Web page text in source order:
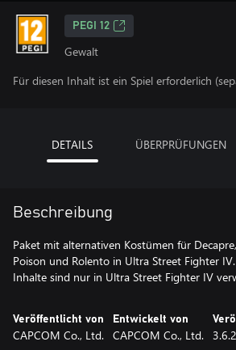
PEGI 12
Gewalt
Für diesen Inhalt ist ein Spiel erforderlich
DETAILS ÜBERPRÜFUNGEN
Beschreibung
Paket mit alternativen Kostümen für
Poison und Rolento in Ultra Street Fighter
Inhalte sind nur in Ultra Street Fighter IV
Veröffentlicht von
CAPCOM Co., Ltd.
Entwickelt von
CAPCOM Co., Ltd.